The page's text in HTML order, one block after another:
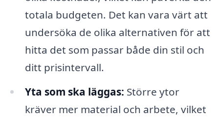
totala budgeten. Det kan vara värt att
undersöka de olika alternativen för att
hitta det som passar både din stil och
ditt prisintervall.
Yta som ska läggas: Större ytor
kräver mer material och arbete, vilket